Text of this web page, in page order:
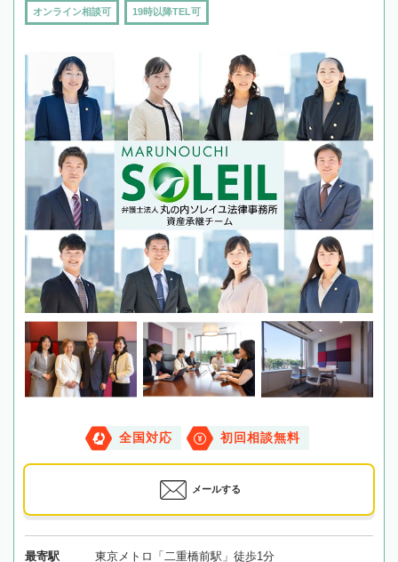
オンライン相談可 19時以降TEL可
全国対応 初回相談無料
メールする
最寄駅 東京メトロ「二重橋前駅」徒歩1分